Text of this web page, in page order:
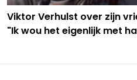
Viktor Verhulst over zijn
"Ik wou het eigenlijk met